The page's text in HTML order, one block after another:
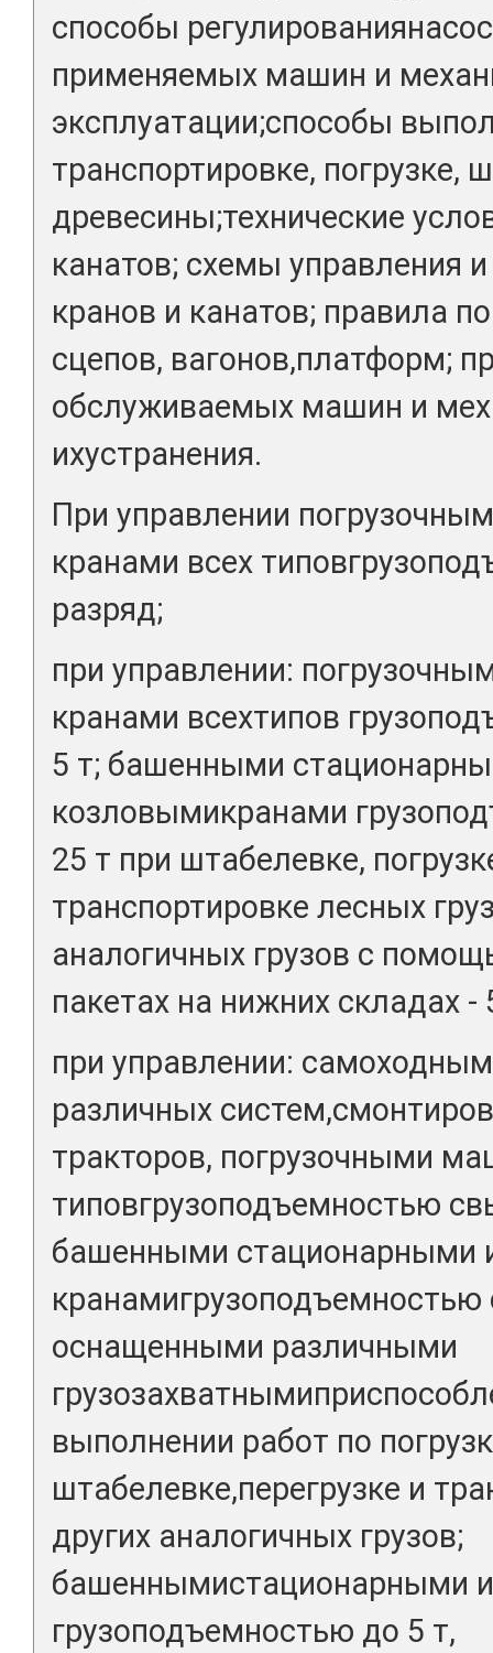
способы
применяемых машин и
эксплуатации;способы
транспортировке, погрузке,
древесины;технические
канатов; схемы управления
кранов и канатов; правила
сцепов, вагонов,платформ;
обслуживаемых машин и
ихустранения.
При управлении
кранами всех
разряд;
при управлении:
кранами всехтипов
5 т; башенными
козловымикранами
25 т при штабелевке,
транспортировке лесных
аналогичных грузов с
пакетах на нижних складах -
при управлении:
различных
тракторов, погрузочными
типовгрузоподъемностью
башенными стационарными
оснащенными различными
выполнении работ по
штабелевке,перегрузке и
других аналогичных грузов;
башеннымистационарными
грузоподъемностью до 5 т,